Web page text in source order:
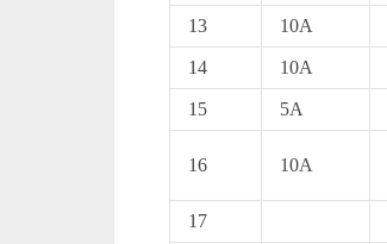
13 10A
14 10A
15 5A
16 10A
17